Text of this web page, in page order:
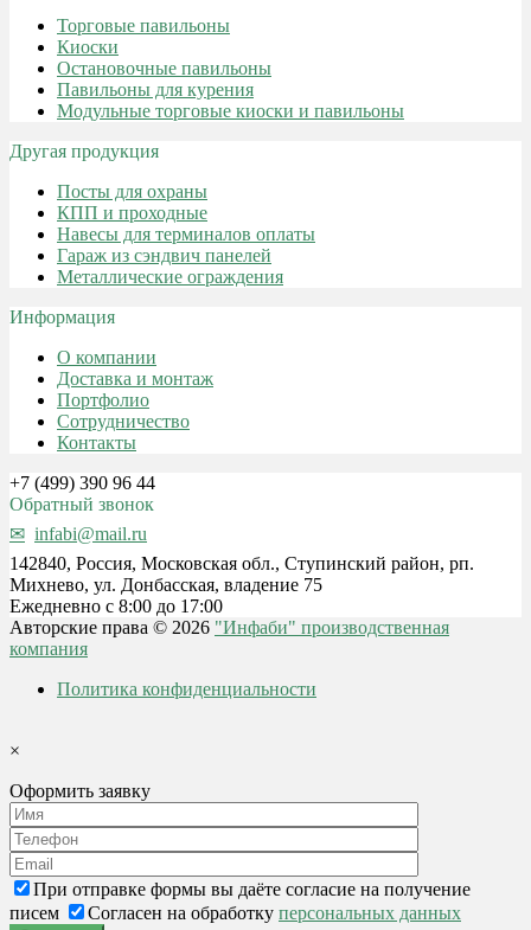
Торговые павильоны
Киоски
Остановочные павильоны
Павильоны для курения
Модульные торговые киоски и павильоны
Другая продукция
Посты для охраны
КПП и проходные
Навесы для терминалов оплаты
Гараж из сэндвич панелей
Металлические ограждения
Информация
О компании
Доставка и монтаж
Портфолио
Сотрудничество
Контакты
+7 (499) 390 96 44
Обратный звонок
infabi@mail.ru
142840, Россия, Московская обл., Ступинский район, рп.
Михнево, ул. Донбасская, владение 75
Ежедневно с 8:00 до 17:00
Авторские права © 2026 "Инфаби" производственная
компания
Политика конфиденциальности
×
Оформить заявку
При отправке формы вы даёте согласие на получение
писем
Согласен на обработку персональных данных